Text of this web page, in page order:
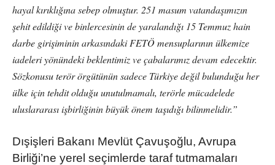
hayal kırıklığına sebep olmuştur. 251 masum vatandaşımızın
şehit edildiği ve binlercesinin de yaralandığı 15 Temmuz hain
darbe girişiminin arkasındaki FETÖ mensuplarının ülkemize
iadeleri yönündeki beklentimiz ve çabalarımız devam edecektir.
Sözkonusu terör örgütünün sadece Türkiye değil bulunduğu her
ülke için tehdit olduğu unutulmamalı, terörle mücadelede
uluslararası işbirliğinin büyük önem taşıdığı bilinmelidir.”
Dışişleri Bakanı Mevlüt Çavuşoğlu, Avrupa
Birliği’ne yerel seçimlerde taraf tutmamaları